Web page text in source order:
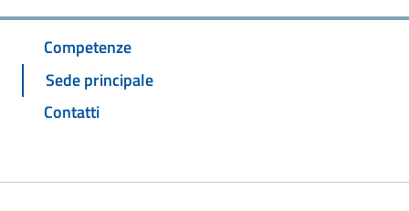
Competenze
Sede principale
Contatti